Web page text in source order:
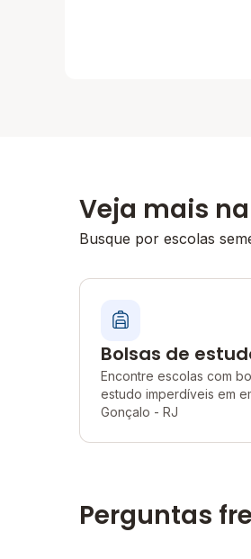
Veja mais
Busque por escolas
Bolsas de
Encontre escolas com
estudo imperdíveis em
Gonçalo - RJ
Perguntas